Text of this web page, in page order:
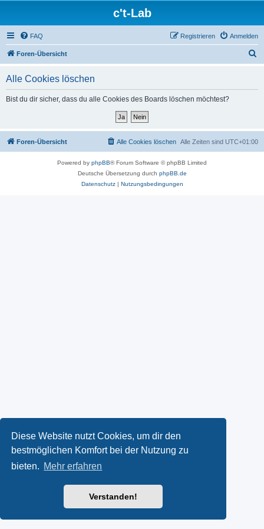
Diese Website nutzt Cookies, um dir den
bestmöglichen Komfort bei der Nutzung zu
bieten. Mehr erfahren
Verstanden!
c't-Lab
FAQ Anmelden
Registrieren
Foren-Übersicht
Alle Cookies löschen
Bist du dir sicher, dass du alle Cookies des Boards löschen möchtest?
Foren-Übersicht Alle Zeiten sind UTC+01:00
Alle Cookies löschen
Powered by phpBB® Forum Software © phpBB Limited
Deutsche Übersetzung durch phpBB.de
Datenschutz| Nutzungsbedingungen